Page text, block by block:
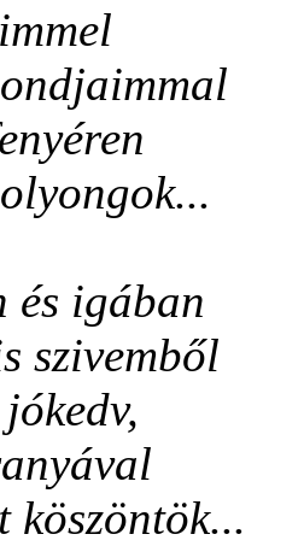
és igában
szivemből
köszöntök...